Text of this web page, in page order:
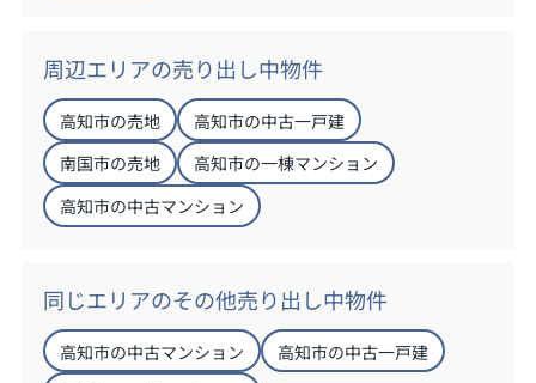
周辺エリアの売り出し中物件
高知市の売地
高知市の中古一戸建
南国市の売地
高知市の一棟マンション
高知市の中古マンション
同じエリアのその他売り出し中物件
高知市の中古マンション
高知市の中古一戸建